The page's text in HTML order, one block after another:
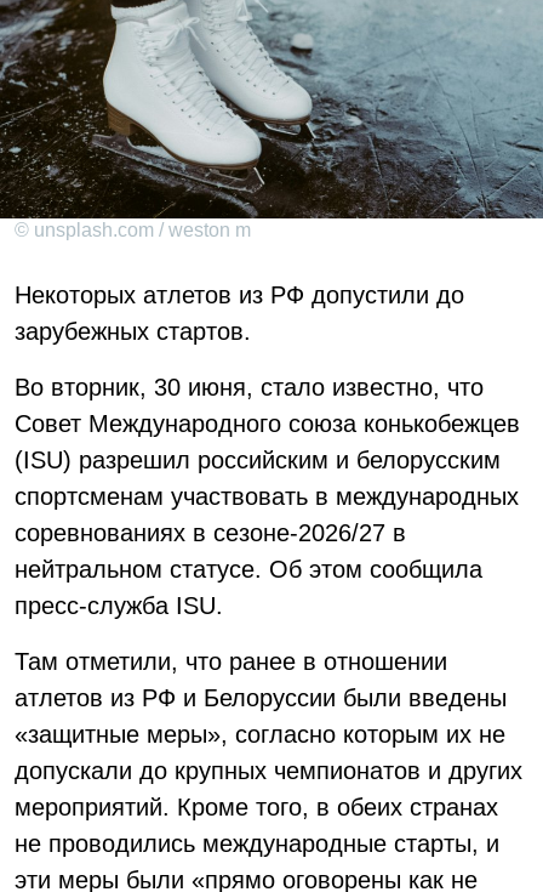
© unsplash.com / weston m
Некоторых атлетов из РФ допустили до
зарубежных стартов.
Во вторник, 30 июня, стало известно, что
Совет Международного союза конькобежцев
(ISU) разрешил российским и белорусским
спортсменам участвовать в международных
соревнованиях в сезоне-2026/27 в
нейтральном статусе. Об этом сообщила
пресс-служба ISU.
Там отметили, что ранее в отношении
атлетов из РФ и Белоруссии были введены
«защитные меры», согласно которым их не
допускали до крупных чемпионатов и других
мероприятий. Кроме того, в обеих странах
не проводились международные старты, и
эти меры были «прямо оговорены как не